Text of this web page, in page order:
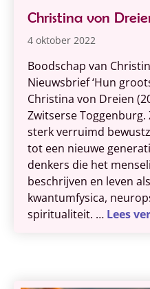
Christina von
4 oktober 2022
Boodschap van
Nieuwsbrief ‘Hun
Christina von Dreien
Zwitserse
sterk verruimd
tot een nieuwe
denkers die het
beschrijven en leven
kwantumfysica,
spiritualiteit. … Lees